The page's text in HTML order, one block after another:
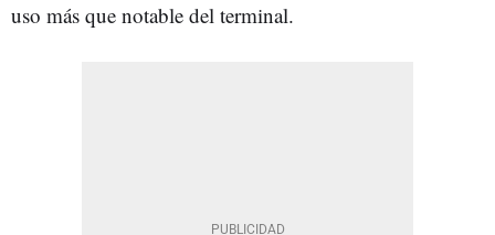
uso más que notable del terminal.